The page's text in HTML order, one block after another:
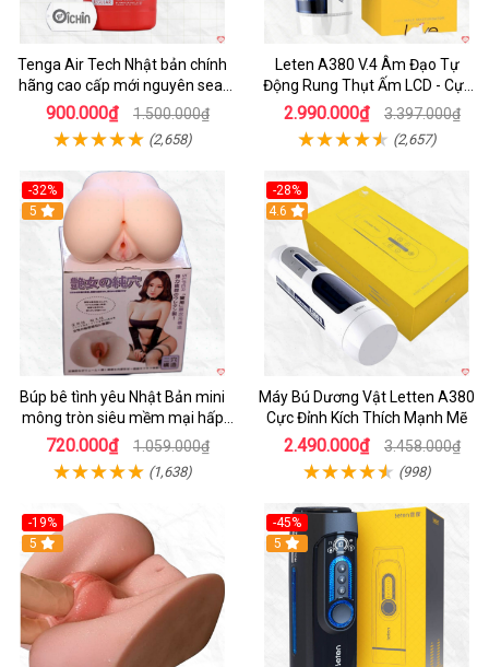
Tenga Air Tech Nhật bản chính
hãng cao cấp mới nguyên seal
giá tốt
900.000₫ 1.500.000₫
(2,658)
Leten A380 V.4 Âm Đạo Tự
Động Rung Thụt Ấm LCD - Cực
Phê
2.990.000₫ 3.397.000₫
(2,657)
-32%
Hot
5
Búp bê tình yêu Nhật Bản mini
mông tròn siêu mềm mại hấp
dẫn
720.000₫ 1.059.000₫
(1,638)
-28%
Hot
4.6
Máy Bú Dương Vật Letten A380
Cực Đỉnh Kích Thích Mạnh Mẽ
2.490.000₫ 3.458.000₫
(998)
-19%
Hot
5
-45%
Hot
5